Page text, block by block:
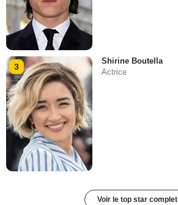
3
Shirine Boutella
Actrice
Voir le top star complet